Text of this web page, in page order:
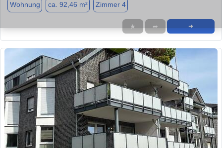
Wohnung ca. 92,46 m² Zimmer 4
★ ➦ ➜